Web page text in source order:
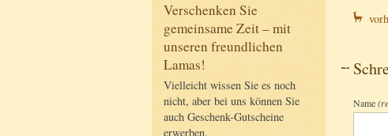
Verschenken Sie
gemeinsame Zeit – mit
unseren freundlichen
Lamas!
Vielleicht wissen Sie es noch
nicht, aber bei uns können Sie
auch Geschenk-Gutscheine
erwerben.
Name